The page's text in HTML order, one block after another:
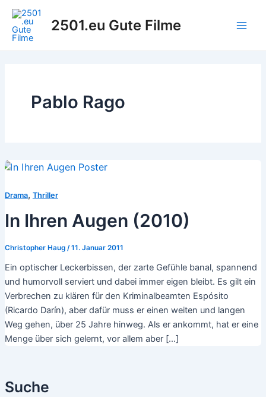
Zum
Inhalt
springen
2501.eu Gute Filme
Suche
Pablo Rago
Drama, Thriller
In Ihren Augen (2010)
Christopher Haug /11. Januar 2011
Ein optischer Leckerbissen, der zarte Gefühle banal, spannend
und humorvoll serviert und dabei immer eigen bleibt. Es gilt ein
Verbrechen zu klären für den Kriminalbeamten Espósito
(Ricardo Darín), aber dafür muss er einen weiten und langen
Weg gehen, über 25 Jahre hinweg. Als er ankommt, hat er eine
Menge über sich gelernt, vor allem aber […]